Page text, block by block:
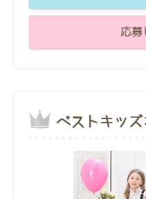
応募
ベストキッ